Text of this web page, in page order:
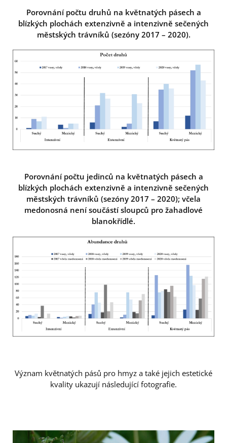
Porovnání počtu druhů na květnatých pásech a
blízkých plochách extenzivně a intenzivně sečených
městských trávníků (sezóny 2017 – 2020).
Porovnání počtu jedinců na květnatých pásech a
blízkých plochách extenzivně a intenzivně sečených
městských trávníků (sezóny 2017 – 2020); včela
medonosná není součástí sloupců pro žahadlové
blanokřídlé.
Význam květnatých pásů pro hmyz a také jejich estetické
kvality ukazují následující fotografie.